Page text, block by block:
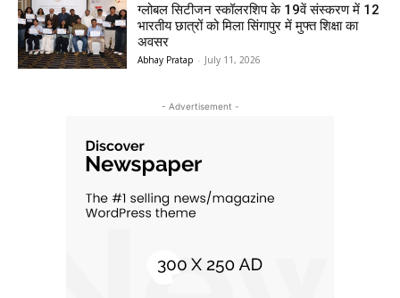
ग्लोबल सिटीजन स्कॉलरशिप के 19वें संस्करण में 12
भारतीय छात्रों को मिला सिंगापुर में मुफ्त शिक्षा का
अवसर
Abhay Pratap - July 11, 2026
- Advertisement -